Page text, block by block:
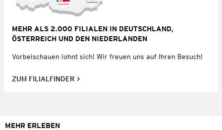
MEHR ALS 2.000 FILIALEN IN DEUTSCHLAND,
ÖSTERREICH UND DEN NIEDERLANDEN
Vorbeischauen lohnt sich! Wir freuen uns auf Ihren Besuch!
ZUM FILIALFINDER
MEHR ERLEBEN